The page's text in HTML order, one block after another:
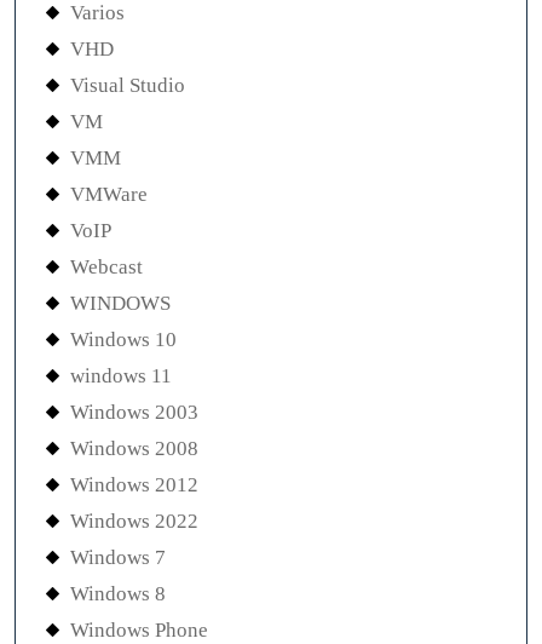
Varios
VHD
Visual Studio
VM
VMM
VMWare
VoIP
Webcast
WINDOWS
Windows 10
windows 11
Windows 2003
Windows 2008
Windows 2012
Windows 2022
Windows 7
Windows 8
Windows Phone